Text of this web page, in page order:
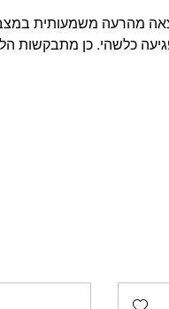
מהרעה משמעותית
כלשהי. כן מתבקשות
Add wishlist